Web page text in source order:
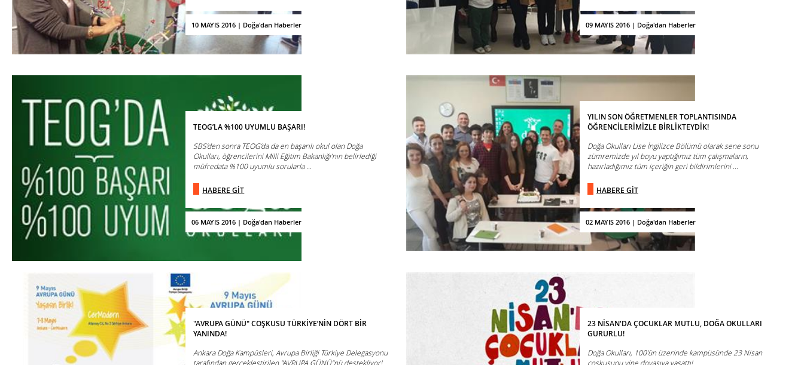
10 MAYIS 2016 | Doğa'dan Haberler 09 MAYIS 2016 | Doğa'dan Haberler
06 MAYIS 2016 | Doğa'dan Haberler
TEOG’LA %100 UYUMLU BAŞARI!
SBS’den sonra TEOG’da da en başarılı okul olan Doğa
Okulları, öğrencilerini Milli Eğitim Bakanlığı’nın belirlediği
müfredata %100 uyumlu sorularla ...
HABERE GİT
02 MAYIS 2016 | Doğa'dan Haberler
YILIN SON ÖĞRETMENLER TOPLANTISINDA
ÖĞRENCİLERİMİZLE BİRLİKTEYDİK!
Doğa Okulları Lise İngilizce Bölümü olarak sene sonu
zümremizde yıl boyu yaptığımız tüm çalışmaların,
hazırladığımız tüm içeriğin geri bildirimlerini ...
HABERE GİT
"AVRUPA GÜNÜ" COŞKUSU TÜRKİYE’NİN DÖRT BİR
YANINDA!
Ankara Doğa Kampüsleri, Avrupa Birliği Türkiye Delegasyonu
tarafından gerçekleştirilen "AVRUPA GÜNÜ"nü destekliyor!
23 NİSAN'DA ÇOCUKLAR MUTLU, DOĞA OKULLARI
GURURLU!
Doğa Okulları, 100'ün üzerinde kampüsünde 23 Nisan
coşkusunu yine doyasıya yaşattı!